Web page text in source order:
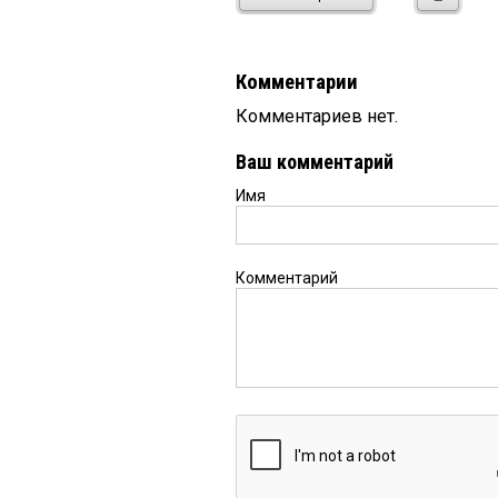
Комментарии
Комментариев нет.
Ваш комментарий
Имя
Комментарий